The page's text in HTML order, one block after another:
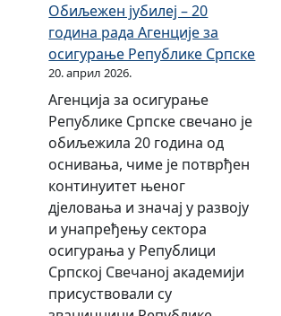
ј
е
в
а
з
а
и
з
д
а
в
а
њ
е
Обиљежен јубилеј – 20
година рада Агенције за
осигурање Републике Српске
20. април 2026.
Агенција за осигурање
Републике Српске свечано је
обиљежила 20 година од
оснивања, чиме је потврђен
континуитет њеног
дјеловања и значај у развоју
и унапређењу сектора
осигурања у Републици
Српској Свечаној академији
присуствовали су